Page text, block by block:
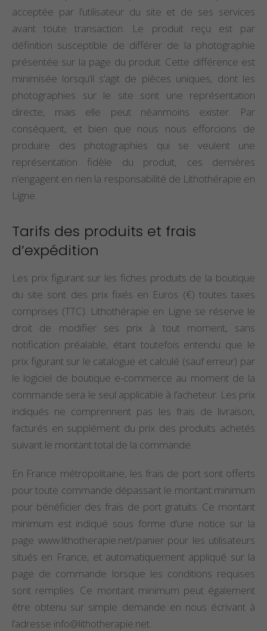
acceptée par l’utilisateur du site et de ses services
avant toute transaction. Le produit reçu est par
définition susceptible de différer de la photographie
présentée sur la page du produit. Cette différence est
minimisée lorsqu’il s’agit de pièces uniques, dont les
photographies sur le site sont une représentation
directe, mais elle peut néanmoins exister. Par
conséquent, et bien que nous nous efforcions de
produire des photographies qui se veulent une
représentation fidèle du produit, ces dernières
n’engagent en rien la responsabilité de Lithothérapie en
Ligne.
Tarifs des produits et frais
d’expédition
Les prix figurant sur les fiches produits de la boutique
du site sont des prix fixés en Euros (€) toutes taxes
comprises (TTC). Lithothérapie en Ligne se réserve le
droit de modifier ses prix à tout moment, sans
notification préalable, étant toutefois entendu que le
prix figurant sur le catalogue et calculé (sauf erreur) par
le logiciel de boutique e-commerce au moment de la
commande sera le seul applicable à l’acheteur. Les prix
indiqués ne comprennent pas les frais de livraison,
facturés en supplément du prix des produits achetés
suivant le montant total de la commande.
En France métropolitaine, les frais de port sont offerts
pour toute commande dépassant le montant minimum
pour bénéficier des frais de port gratuits. Ce montant
minimum est indiqué sous forme d’une notice sur la
page www.lithotherapie.net/panier pour les utilisateurs
situés en France, et automatiquement appliqué sur la
page de commande lorsque les conditions requises
sont remplies. Ce montant minimum peut également
être obtenu sur simple demande en nous écrivant à
l’adresse info@lithotherapie.net.